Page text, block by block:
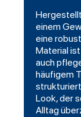
einem
eine
Material
auch
häufigem
Look, der
Alltag